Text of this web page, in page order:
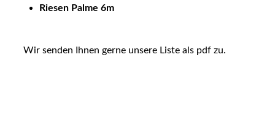
Riesen Palme 6m
Wir senden Ihnen gerne unsere Liste als pdf zu.